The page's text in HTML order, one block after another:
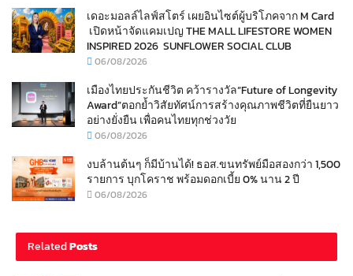
เดอะมอลล์ไลฟ์สโตร์ เผยอินไซต์ผู้บริโภคจาก M Card
เปิดหน้าจัดแคมเปญ THE MALL LIFESTORE WOMEN
INSPIRED 2026 SUNFLOWER SOCIAL CLUB
06/08/2026
เมืองไทยประกันชีวิต คว้ารางวัล“Future of Longevity
Award”ตอกย้ำวิสัยทัศน์การสร้างคุณภาพชีวิตที่ยืนยาว
อย่างยั่งยืน เพื่อคนไทยทุกช่วงวัย
06/08/2026
งบล้านต้นๆ ก็มีบ้านได้! ธอส.ขนทรัพย์มือสองกว่า 1,500
รายการ บุกโคราช พร้อมดอกเบี้ย 0% นาน 2 ปี
06/08/2026
RelatedPosts